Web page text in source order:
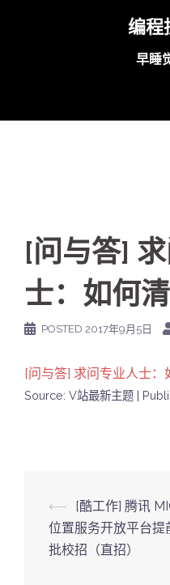
编程
早睡
[问与答]
士：如何
POSTED 2017年9月5日
[问与答] 求问专业人士：
Source: V站最新主题
Post
navigation
⟵
[酷工作] 腾讯
位置服务开放平台提
批校招（直招）